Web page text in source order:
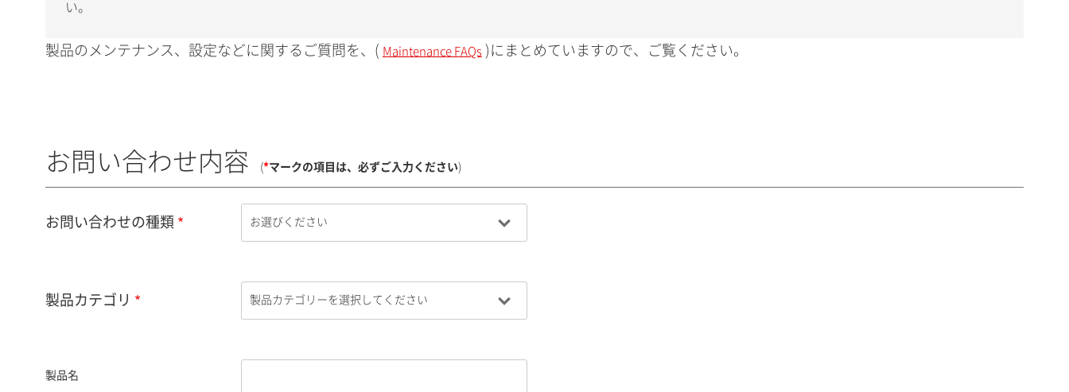
い。
製品のメンテナンス、設定などに関するご質問を、( Maintenance FAQs )にまとめていますので、ご覧ください。
お問い合わせ内容 (*マークの項目は、必ずご入力ください)
お問い合わせの種類
製品カテゴリ
製品名